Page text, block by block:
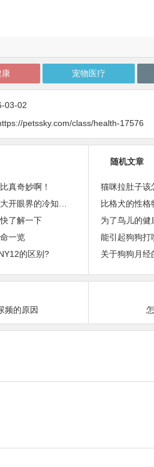
康 宠物医疗
03-02
petssky.com/class/health-17576
真奇妙啊！
蜗牛的生殖器官是长在脖子上，28张大开眼界的冷知识图！
了解一下
一览
的区别?
随机文章
猫咪拉肚子该
比格犬的性格
为了鸟儿的健
能引起狗狗打
关于狗狗月
频的原因